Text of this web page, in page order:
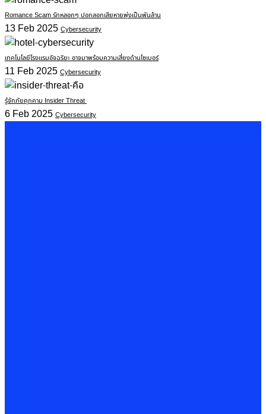
Romance Scam รักหลอกๆ ปอกลอกเสียหายพุ่งเป็นพันล้าน
13 Feb 2025 Cybersecurity
เทคโนโลยีโรงแรมอัจฉริยะ อาจมาพร้อมความเสี่ยงด้านไซเบอร์
11 Feb 2025 Cybersecurity
รู้จักภัยคุกคาม Insider Threat
6 Feb 2025 Cybersecurity